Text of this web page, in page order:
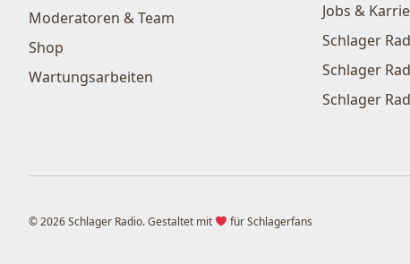
Moderatoren & Team
Shop
Wartungsarbeiten
Jobs &
Schlager
Schlager
Schlager
© 2026 Schlager Radio. Gestaltet mit für Schlagerfans